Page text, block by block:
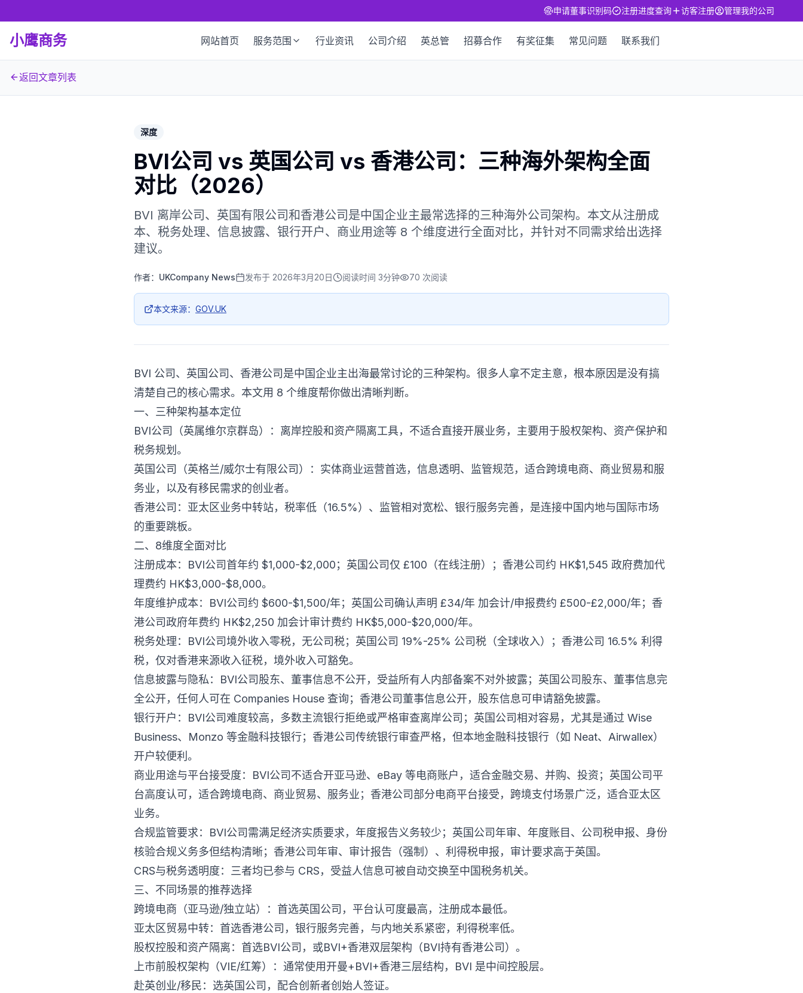
申请董事识别码 注册进度查询 访客注册 管理我的公司
小鹰商务 网站首页 服务范围 行业资讯 公司介绍 英总管 招募合作 有奖征集 常见问题 联系我们
返回文章列表
深度
BVI公司 vs 英国公司 vs 香港公司：三种海外架构全面
对比（2026）
BVI 离岸公司、英国有限公司和香港公司是中国企业主最常选择的三种海外公司架构。本文从注册成
本、税务处理、信息披露、银行开户、商业用途等 8 个维度进行全面对比，并针对不同需求给出选择
建议。
作者： UKCompany News 发布于 2026年3月20日 阅读时间 3分钟 70 次阅读
本文来源： GOV.UK
BVI 公司、英国公司、香港公司是中国企业主出海最常讨论的三种架构。很多人拿不定主意，根本原因是没有搞
清楚自己的核心需求。本文用 8 个维度帮你做出清晰判断。
一、三种架构基本定位
BVI公司（英属维尔京群岛）：离岸控股和资产隔离工具，不适合直接开展业务，主要用于股权架构、资产保护和
税务规划。
英国公司（英格兰/威尔士有限公司）：实体商业运营首选，信息透明、监管规范，适合跨境电商、商业贸易和服
务业，以及有移民需求的创业者。
香港公司：亚太区业务中转站，税率低（16.5%）、监管相对宽松、银行服务完善，是连接中国内地与国际市场
的重要跳板。
二、8维度全面对比
注册成本：BVI公司首年约 $1,000-$2,000；英国公司仅 £100（在线注册）；香港公司约 HK$1,545 政府费加代
理费约 HK$3,000-$8,000。
年度维护成本：BVI公司约 $600-$1,500/年；英国公司确认声明 £34/年 加会计/申报费约 £500-£2,000/年；香
港公司政府年费约 HK$2,250 加会计审计费约 HK$5,000-$20,000/年。
税务处理：BVI公司境外收入零税，无公司税；英国公司 19%-25% 公司税（全球收入）；香港公司 16.5% 利得
税，仅对香港来源收入征税，境外收入可豁免。
信息披露与隐私：BVI公司股东、董事信息不公开，受益所有人内部备案不对外披露；英国公司股东、董事信息完
全公开，任何人可在 Companies House 查询；香港公司董事信息公开，股东信息可申请豁免披露。
银行开户：BVI公司难度较高，多数主流银行拒绝或严格审查离岸公司；英国公司相对容易，尤其是通过 Wise
Business、Monzo 等金融科技银行；香港公司传统银行审查严格，但本地金融科技银行（如 Neat、Airwallex）
开户较便利。
商业用途与平台接受度：BVI公司不适合开亚马逊、eBay 等电商账户，适合金融交易、并购、投资；英国公司平
台高度认可，适合跨境电商、商业贸易、服务业；香港公司部分电商平台接受，跨境支付场景广泛，适合亚太区
业务。
合规监管要求：BVI公司需满足经济实质要求，年度报告义务较少；英国公司年审、年度账目、公司税申报、身份
核验合规义务多但结构清晰；香港公司年审、审计报告（强制）、利得税申报，审计要求高于英国。
CRS与税务透明度：三者均已参与 CRS，受益人信息可被自动交换至中国税务机关。
三、不同场景的推荐选择
跨境电商（亚马逊/独立站）：首选英国公司，平台认可度最高，注册成本最低。
亚太区贸易中转：首选香港公司，银行服务完善，与内地关系紧密，利得税率低。
股权控股和资产隔离：首选BVI公司，或BVI+香港双层架构（BVI持有香港公司）。
上市前股权架构（VIE/红筹）：通常使用开曼+BVI+香港三层结构，BVI 是中间控股层。
赴英创业/移民：选英国公司，配合创新者创始人签证。